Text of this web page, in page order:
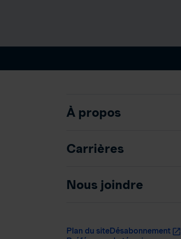
À propos
Carrières
Nous joindre
Plan du siteDésabonnement